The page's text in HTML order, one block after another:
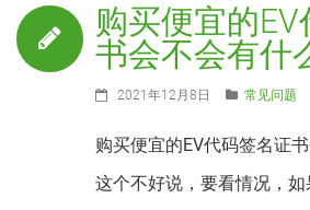
购买便宜的
书会不会有什
2021年12月8日 常见问题
购买便宜的EV代码签名证
这个不好说，要看情况，